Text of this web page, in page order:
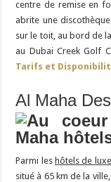
centre de remise en
abrite une
sur le toit, au bord de
au Dubai Creek Golf
Tarifs et
Al Maha
Parmi les hôtels de
situé à 65 km de la